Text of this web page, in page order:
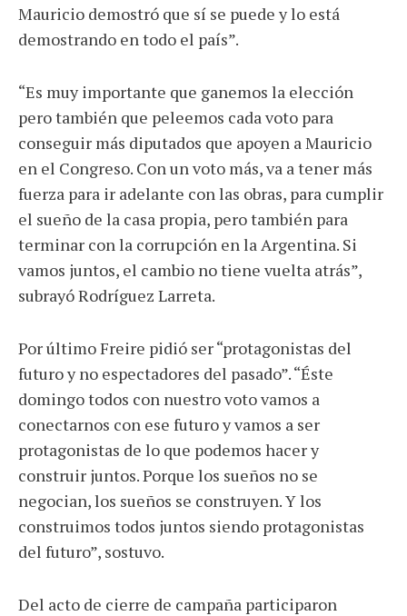
Mauricio demostró que sí se puede y lo está
demostrando en todo el país”.
“Es muy importante que ganemos la elección
pero también que peleemos cada voto para
conseguir más diputados que apoyen a Mauricio
en el Congreso. Con un voto más, va a tener más
fuerza para ir adelante con las obras, para cumplir
el sueño de la casa propia, pero también para
terminar con la corrupción en la Argentina. Si
vamos juntos, el cambio no tiene vuelta atrás”,
subrayó Rodríguez Larreta.
Por último Freire pidió ser “protagonistas del
futuro y no espectadores del pasado”. “Éste
domingo todos con nuestro voto vamos a
conectarnos con ese futuro y vamos a ser
protagonistas de lo que podemos hacer y
construir juntos. Porque los sueños no se
negocian, los sueños se construyen. Y los
construimos todos juntos siendo protagonistas
del futuro”, sostuvo.
Del acto de cierre de campaña participaron